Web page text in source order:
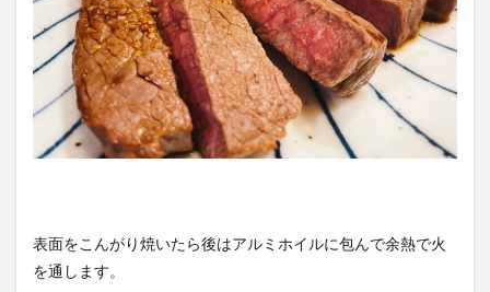
表面をこんがり焼いたら後はアルミホイルに包んで余熱で火
を通します。